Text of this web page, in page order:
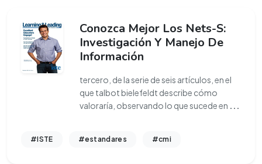
Conozca Mejor Los Nets-S:
Investigación Y Manejo De
Información
tercero, de la serie de seis artículos, en el
que talbot bielefeldt describe cómo
valoraría, observando lo que sucede en ...
#ISTE #estandares #cmi